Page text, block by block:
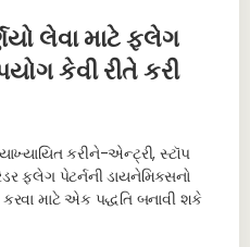
લેવા માટે ફ્લેગ
કેવી રીતે કરી
કરીને-એન્ટ્રી, સ્ટૉપ
ફ્લેગ પેટર્નની ડાયનેમિક્સનો
માટે એક પદ્ધતિ બનાવી શકે